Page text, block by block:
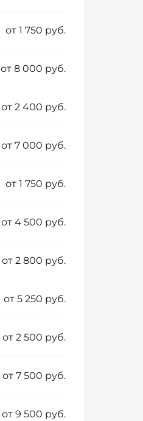
от 1 750 руб.
от 8 000 руб.
от 2 400 руб.
от 7 000 руб.
от 1 750 руб.
от 4 500 руб.
от 2 800 руб.
от 5 250 руб.
от 2 500 руб.
от 7 500 руб.
от 9 500 руб.